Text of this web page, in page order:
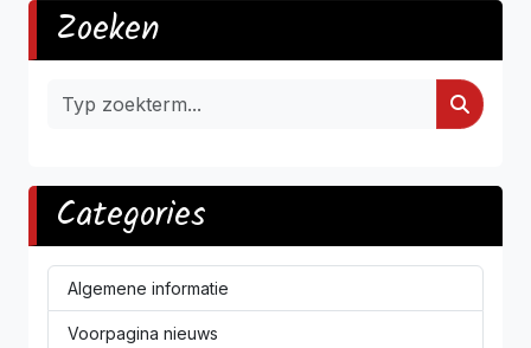
Zoeken
Categories
Algemene informatie
Voorpagina nieuws